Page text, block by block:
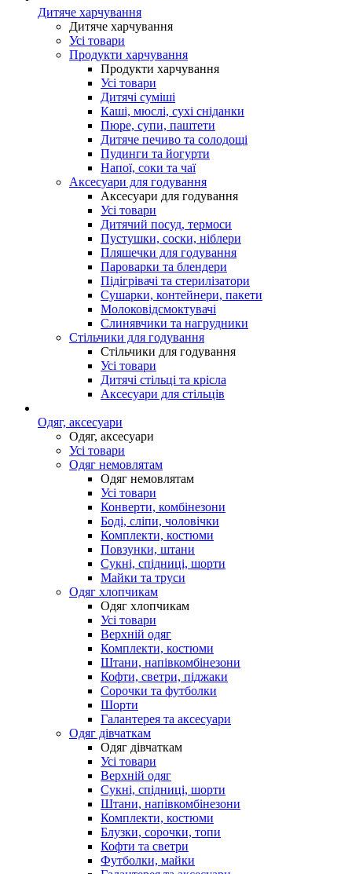
Дитяче харчування
Дитяче харчування
Усі товари
Продукти харчування
Продукти харчування
Усі товари
Дитячі суміші
Каші, мюслі, сухі сніданки
Пюре, супи, паштети
Дитяче печиво та солодощі
Пудинги та йогурти
Напої, соки та чаї
Аксесуари для годування
Аксесуари для годування
Усі товари
Дитячий посуд, термоси
Пустушки, соски, ніблери
Пляшечки для годування
Пароварки та блендери
Підігрівачі та стерилізатори
Сушарки, контейнери, пакети
Молоковідсмоктувачі
Слинявчики та нагрудники
Стільчики для годування
Стільчики для годування
Усі товари
Дитячі стільці та крісла
Аксесуари для стільців
Одяг, аксесуари
Одяг, аксесуари
Усі товари
Одяг немовлятам
Одяг немовлятам
Усі товари
Конверти, комбінезони
Боді, сліпи, чоловічки
Комплекти, костюми
Повзунки, штани
Сукні, спідниці, шорти
Майки та труси
Одяг хлопчикам
Одяг хлопчикам
Усі товари
Верхній одяг
Комплекти, костюми
Штани, напівкомбінезони
Кофти, светри, піджаки
Сорочки та футболки
Шорти
Галантерея та аксесуари
Одяг дівчаткам
Одяг дівчаткам
Усі товари
Верхній одяг
Сукні, спідниці, шорти
Штани, напівкомбінезони
Комплекти, костюми
Блузки, сорочки, топи
Кофти та светри
Футболки, майки